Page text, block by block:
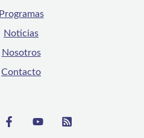
Programas
Noticias
Nosotros
Contacto